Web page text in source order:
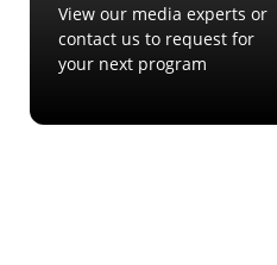
View our media experts or
contact us to request for
your next program